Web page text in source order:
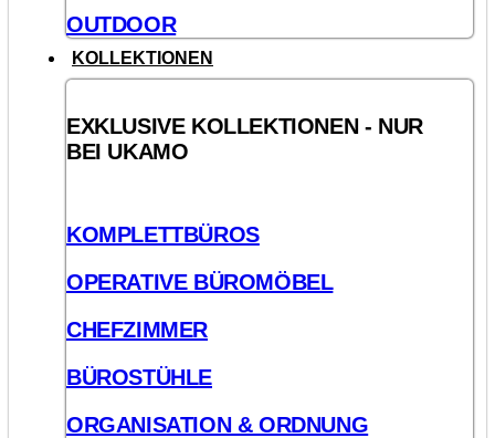
OUTDOOR
KOLLEKTIONEN
EXKLUSIVE KOLLEKTIONEN - NUR
BEI UKAMO
KOMPLETTBÜROS
OPERATIVE BÜROMÖBEL
CHEFZIMMER
BÜROSTÜHLE
ORGANISATION & ORDNUNG